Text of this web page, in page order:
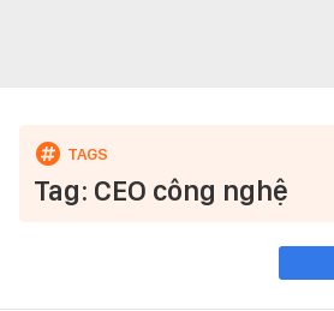
Tag: CEO công nghệ